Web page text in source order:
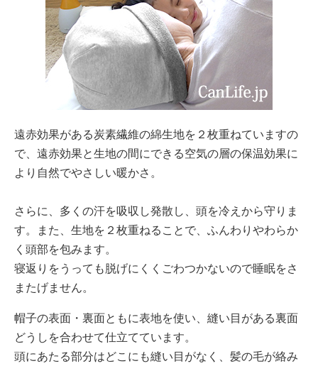
遠赤効果がある炭素繊維の綿生地を２枚重ねていますの
で、遠赤効果と生地の間にできる空気の層の保温効果に
より自然でやさしい暖かさ。
さらに、多くの汗を吸収し発散し、頭を冷えから守りま
す。また、生地を２枚重ねることで、ふんわりやわらか
く頭部を包みます。
寝返りをうっても脱げにくくごわつかないので睡眠をさ
またげません。
帽子の表面・裏面ともに表地を使い、縫い目がある裏面
どうしを合わせて仕立てています。
頭にあたる部分はどこにも縫い目がなく、髪の毛が絡み